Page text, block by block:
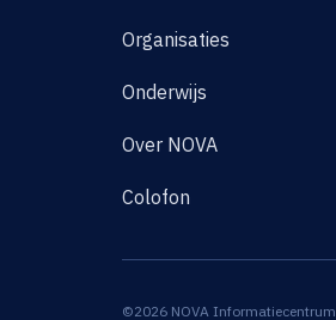
Organisaties
Onderwijs
Over NOVA
Colofon
©2026 NOVA Informatiecentrum